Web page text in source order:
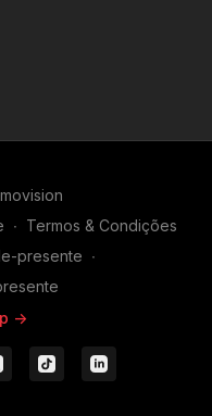
∙ Termos & Condições
presente ∙
->